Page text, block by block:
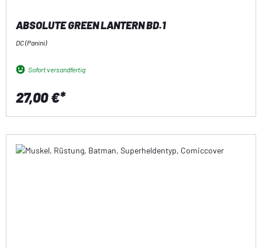
ABSOLUTE GREEN LANTERN BD.1
DC (Panini)
Sofort versandfertig
27,00 €*